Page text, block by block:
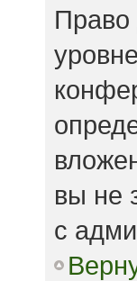
Право
вы не
с